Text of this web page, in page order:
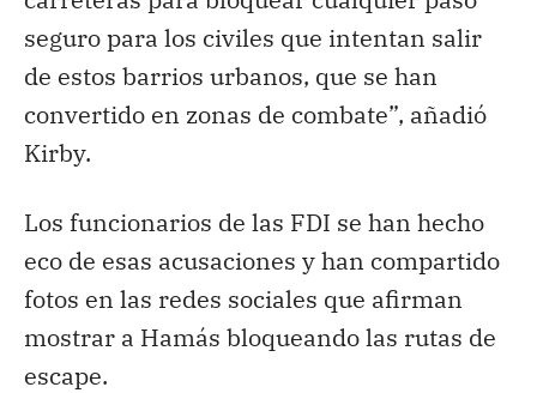
seguro para los civiles que intentan salir
de estos barrios urbanos, que se han
convertido en zonas de combate”, añadió
Kirby.
Los funcionarios de las FDI se han hecho
eco de esas acusaciones y han compartido
fotos en las redes sociales que afirman
mostrar a Hamás bloqueando las rutas de
escape.